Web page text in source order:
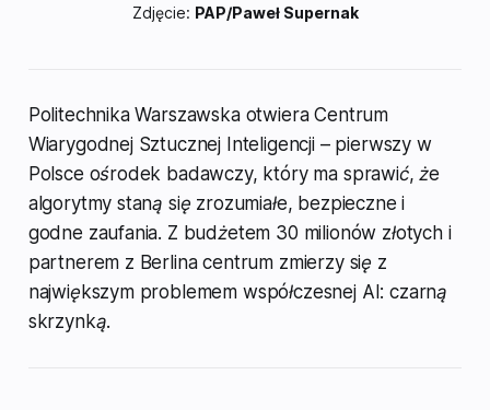
Zdjęcie: PAP/Paweł Supernak
Politechnika Warszawska otwiera Centrum
Wiarygodnej Sztucznej Inteligencji – pierwszy w
Polsce ośrodek badawczy, który ma sprawić, że
algorytmy staną się zrozumiałe, bezpieczne i
godne zaufania. Z budżetem 30 milionów złotych i
partnerem z Berlina centrum zmierzy się z
największym problemem współczesnej AI: czarną
skrzynką.